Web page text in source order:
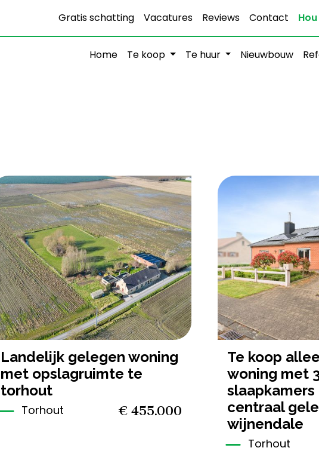
Gratis schatting Vacatures Reviews Contact
Home Te koop Te huur Nieuwbouw
3 181 m²
1
6.474 m²
landelijk gelegen woning
met opslagruimte te
torhout
Torhout € 455.000
3 1
te koop alleenstaande
woning met
slaapkamers
centraal
wijnendale
Torhout